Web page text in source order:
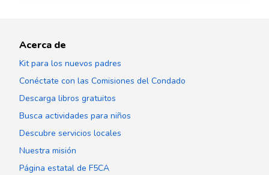
Acerca de
Kit para los nuevos padres
Conéctate con las Comisiones del Condado
Descarga libros gratuitos
Busca actividades para niños
Descubre servicios locales
Nuestra misión
Página estatal de F5CA